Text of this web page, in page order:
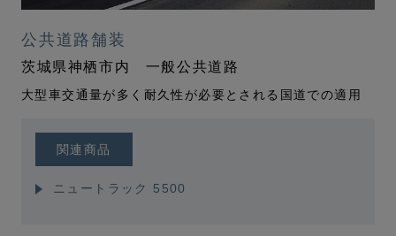
公共道路舗装
茨城県神栖市内 一般公共道路
大型車交通量が多く耐久性が必要とされる国道での適用
関連商品
ニュートラック 5500